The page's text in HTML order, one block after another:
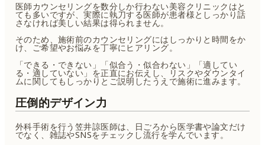
医師カウンセリングを数分しか行わない美容クリニックはと
ても多いですが、実際に執刀する医師が患者様としっかり話
さなければ美しい結果は得られません。
そのため、施術前のカウンセリングにはしっかりと時間をか
け、ご希望やお悩みを丁寧にヒアリング。
「できる・できない」「似合う・似合わない」「適してい
る・適していない」を正直にお伝えし、リスクやダウンタイ
ムに関してもしっかりとご説明したうえで施術に進みます。
圧倒的デザイン力
外科手術を行う笠井諒医師は、日ごろから医学書や論文だけ
でなく、雑誌やSNSをチェックし流行を学んでいます。